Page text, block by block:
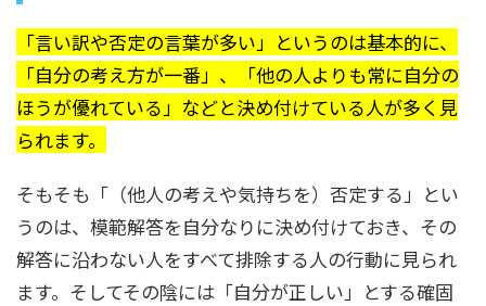
「言い訳や否定の言葉が多い」というのは基本的に、
「自分の考え方が一番」、「他の人よりも常に自分の
ほうが優れている」などと決め付けている人が多く見
られます。
そもそも「（他人の考えや気持ちを）否定する」とい
うのは、模範解答を自分なりに決め付けておき、その
解答に沿わない人をすべて排除する人の行動に見られ
ます。そしてその陰には「自分が正しい」とする確固